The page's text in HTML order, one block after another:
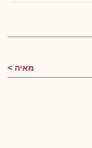
מאיה